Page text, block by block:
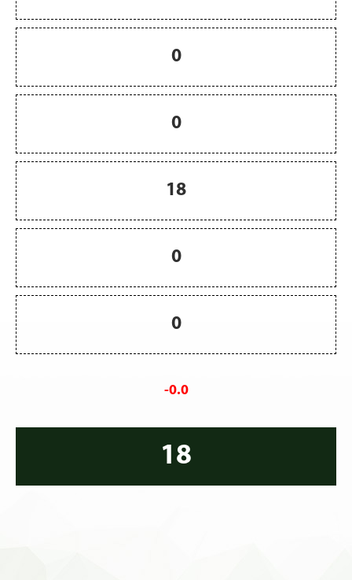
0
0
18
0
0
-0.0
18